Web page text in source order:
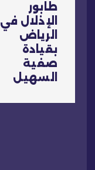
ص
ح
ا
طابور
الإذلال في
الرياض
بقيادة
صفية
السهيل